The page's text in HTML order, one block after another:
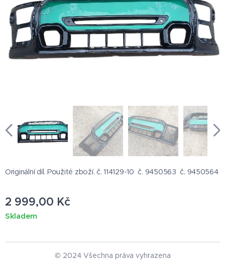
Originální díl. Použité zboží. č. 114129-10 č. 9450563 č. 9450564
2 999,00 Kč
Skladem
© 2024 Všechna práva vyhrazena